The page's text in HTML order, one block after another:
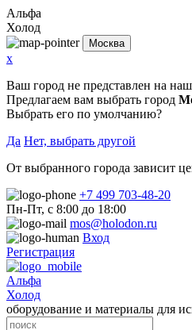
Альфа
Холод
Москва
x
Ваш город не представлен на
Предлагаем вам выбрать город
Выбрать его по умолчанию?
Да Нет, выбрать другой
От выбранного города зависит
+7 499 703-48-20
Пн-Пт, с 8:00 до 18:00
mos@holodon.ru
Вход
Регистрация
Альфа
Холод
оборудование и материалы для